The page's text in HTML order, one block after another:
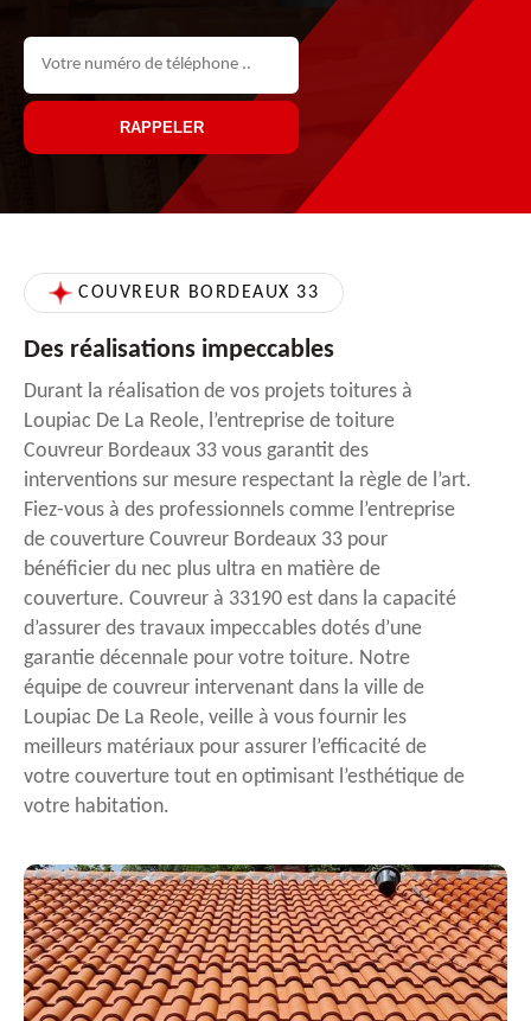
COUVREUR BORDEAUX 33
Des réalisations impeccables
Durant la réalisation de vos projets toitures à
Loupiac De La Reole, l’entreprise de toiture
Couvreur Bordeaux 33 vous garantit des
interventions sur mesure respectant la règle de l’art.
Fiez-vous à des professionnels comme l’entreprise
de couverture Couvreur Bordeaux 33 pour
bénéficier du nec plus ultra en matière de
couverture. Couvreur à 33190 est dans la capacité
d’assurer des travaux impeccables dotés d’une
garantie décennale pour votre toiture. Notre
équipe de couvreur intervenant dans la ville de
Loupiac De La Reole, veille à vous fournir les
meilleurs matériaux pour assurer l’efficacité de
votre couverture tout en optimisant l’esthétique de
votre habitation.